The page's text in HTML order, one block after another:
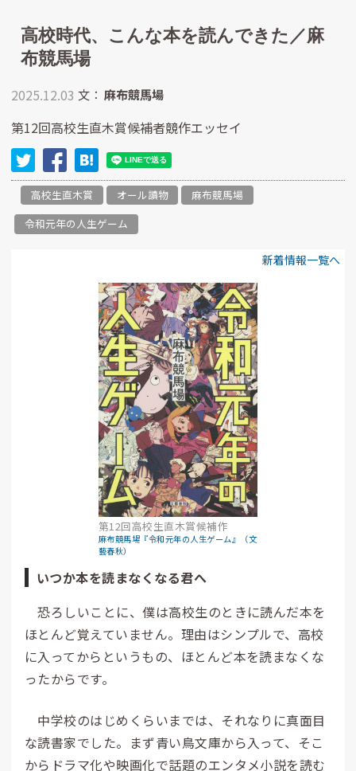
高校時代、こんな本を読んできた／麻
布競馬場
2025.12.03 文： 麻布競馬場
第12回高校生直木賞候補者競作エッセイ
高校生直木賞 オール讀物
麻布競馬場
令和元年の人生ゲーム
新着情報一覧へ
第12回高校生直木賞候補作
麻布競馬場『令和元年の人生ゲーム』（文
藝春秋）
いつか本を読まなくなる君へ
恐ろしいことに、僕は高校生のときに読んだ本を
ほとんど覚えていません。理由はシンプルで、高校
に入ってからというもの、ほとんど本を読まなくな
ったからです。
中学校のはじめくらいまでは、それなりに真面目
な読書家でした。まず青い鳥文庫から入って、そこ
からドラマ化や映画化で話題のエンタメ小説を読む